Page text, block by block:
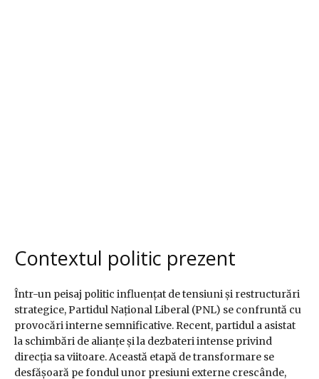
Contextul politic prezent
Într-un peisaj politic influențat de tensiuni și restructurări
strategice, Partidul Național Liberal (PNL) se confruntă cu
provocări interne semnificative. Recent, partidul a asistat
la schimbări de alianțe și la dezbateri intense privind
direcția sa viitoare. Această etapă de transformare se
desfășoară pe fondul unor presiuni externe crescânde,